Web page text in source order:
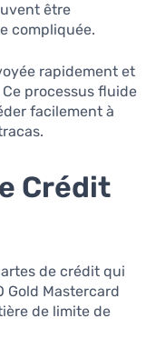
être
compliquée.
rapidement et
processus fluide
facilement à
Crédit
de crédit qui
Gold Mastercard
de limite de